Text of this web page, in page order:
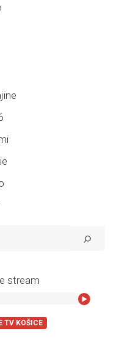
stream
TV KOŠICE